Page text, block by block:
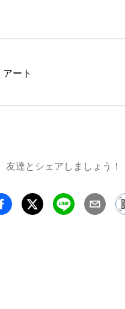
の印象
価さ
日差し
が描
岩絵の
り、ま
アート
友達とシェアしましょう！